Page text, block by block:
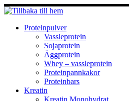
Hoppa
till
innehållProteinpulver
Vassleprotein
Sojaprotein
Äggprotein
Whey – vassleprotein
Proteinpannkakor
Proteinbars
Kreatin
Kreatin Monohydrat